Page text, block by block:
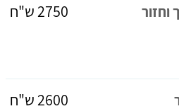
2750 ש"ח
2600 ש"ח